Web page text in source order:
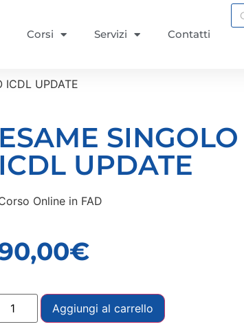
Corsi Servizi Contatti
ICDL UPDATE
ESAME SINGOLO
ICDL UPDATE
Online in FAD
€
Aggiungi al carrello